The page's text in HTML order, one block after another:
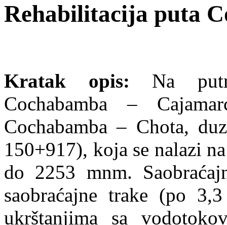
Rehabilitacija puta
Kratak opis: Na
Cochabamba –
Cochabamba – Chota,
150+917), koja se nalazi
do 2253 mnm.
saobraćajne trake (po
ukrštanjima sa